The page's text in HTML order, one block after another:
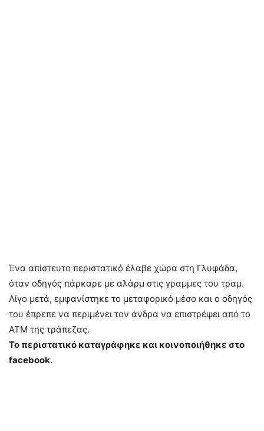
Ένα απίστευτο περιστατικό έλαβε χώρα στη Γλυφάδα,
όταν οδηγός πάρκαρε με αλάρμ στις γραμμες του τραμ.
Λίγο μετά, εμφανίστηκε το μεταφορικό μέσο και ο οδηγός
του έπρεπε να περιμένει τον άνδρα να επιστρέψει από το
ΑΤΜ της τράπεζας.
Το περιστατικό καταγράφηκε και κοινοποιήθηκε στο
facebook.